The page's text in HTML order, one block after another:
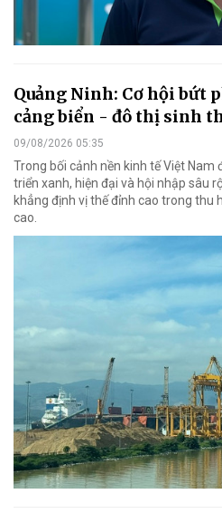
Quảng Ninh: Cơ hội bứt
cảng biển - đô thị sinh
09/08/2026 05:35
Trong bối cảnh nền kinh tế Việt
triển xanh, hiện đại và hội nhập sâu
khẳng định vị thế đỉnh cao trong thu
cao.